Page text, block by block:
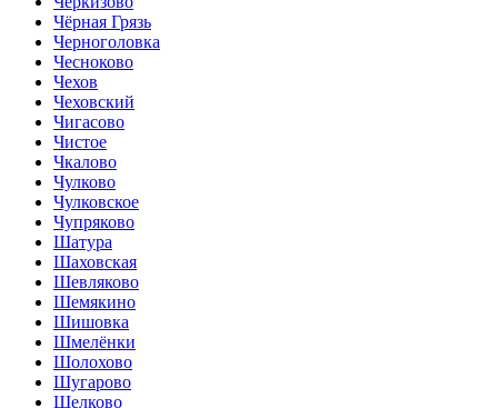
Чёрная Грязь
Черноголовка
Чесноково
Чехов
Чеховский
Чигасово
Чистое
Чкалово
Чулково
Чулковское
Чупряково
Шатура
Шаховская
Шевляково
Шемякино
Шишовка
Шмелёнки
Шолохово
Шугарово
Щелково